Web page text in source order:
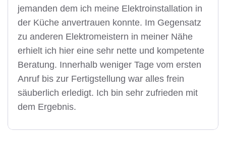
jemanden dem ich meine Elektroinstallation in
der Küche anvertrauen konnte. Im Gegensatz
zu anderen Elektromeistern in meiner Nähe
erhielt ich hier eine sehr nette und kompetente
Beratung. Innerhalb weniger Tage vom ersten
Anruf bis zur Fertigstellung war alles frein
säuberlich erledigt. Ich bin sehr zufrieden mit
dem Ergebnis.